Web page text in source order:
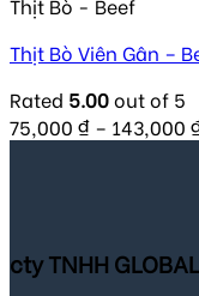
Thịt Bò Viên Gân –
Rated 5.00out of 5
75,000 ₫ – 143,000
cty TNHH